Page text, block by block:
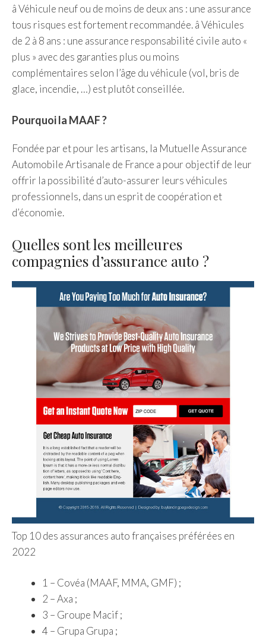
â Véhicule neuf ou de moins de deux ans : une assurance
tous risques est fortement recommandée. â Véhicules
de 2 à 8 ans : une assurance responsabilité civile auto «
plus » avec des garanties plus ou moins
complémentaires selon l’âge du véhicule (vol, bris de
glace, incendie, …) est plutôt conseillée.
Pourquoi la MAAF ?
Fondée par et pour les artisans, la Mutuelle Assurance
Automobile Artisanale de France a pour objectif de leur
offrir la possibilité d’auto-assurer leurs véhicules
professionnels, dans un esprit de coopération et
d’économie.
Quelles sont les meilleures
compagnies d’assurance auto ?
Top 10 des assurances auto françaises préférées en
2022
1 – Covéa (MAAF, MMA, GMF) ;
2 – Axa ;
3 – Groupe Macif ;
4 – Grupa Grupa ;